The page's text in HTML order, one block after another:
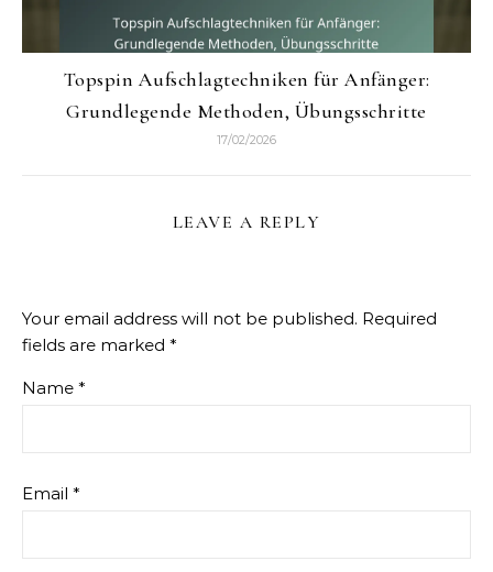
Topspin Aufschlagtechniken für Anfänger:
Grundlegende Methoden, Übungsschritte
17/02/2026
LEAVE A REPLY
Your email address will not be published. Required
fields are marked *
Name *
Email *